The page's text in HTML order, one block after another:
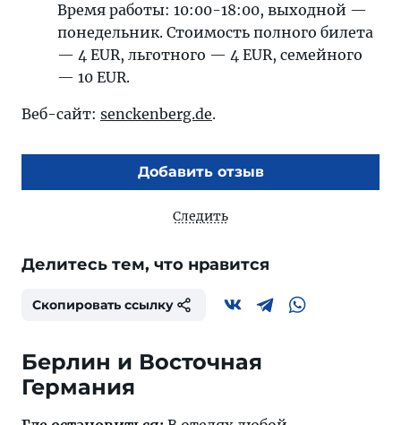
Время работы: 10:00-18:00, выходной —
понедельник. Стоимость полного билета
— 4 EUR, льготного — 4 EUR, семейного
— 10 EUR.
Веб-сайт: senckenberg.de.
Добавить отзыв
Следить
Делитесь тем, что нравится
Скопировать ссылку
Берлин и Восточная
Германия